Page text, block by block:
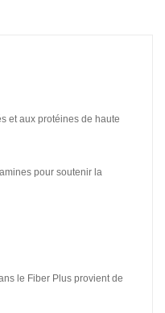
et aux protéines de haute
pour soutenir la
le Fiber Plus provient de